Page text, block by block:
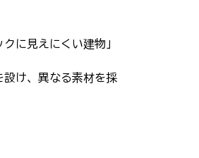
に見えにくい建物」
設け、異なる素材を採